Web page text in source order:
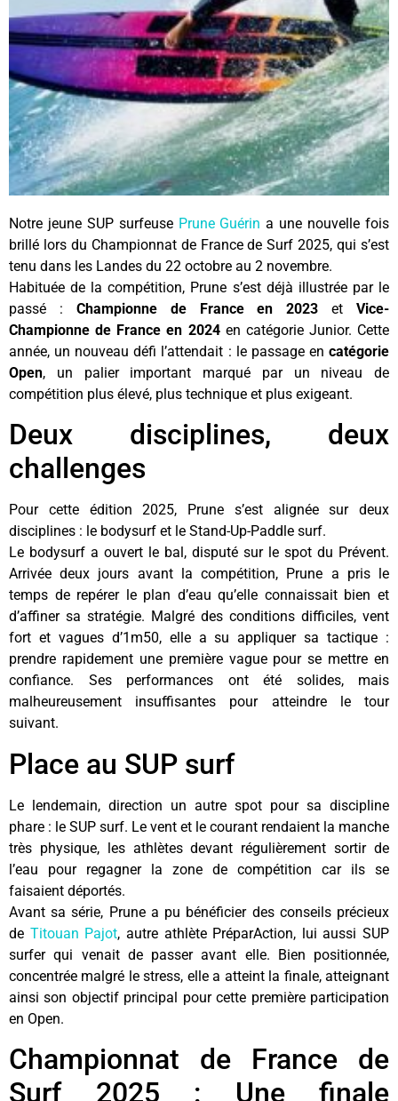
Notre jeune SUP surfeuse Prune Guérin a une nouvelle fois
brillé lors du Championnat de France de Surf 2025, qui s’est
tenu dans les Landes du 22 octobre au 2 novembre.
Habituée de la compétition, Prune s’est déjà illustrée par le
passé : Championne de France en 2023et Vice-
Championne de France en 2024en catégorie Junior. Cette
année, un nouveau défi l’attendait : le passage en catégorie
Open, un palier important marqué par un niveau de
compétition plus élevé, plus technique et plus exigeant.
Deux disciplines, deux
challenges
Pour cette édition 2025, Prune s’est alignée sur deux
disciplines : le bodysurf et le Stand-Up-Paddle surf.
Le bodysurf a ouvert le bal, disputé sur le spot du Prévent.
Arrivée deux jours avant la compétition, Prune a pris le
temps de repérer le plan d’eau qu’elle connaissait bien et
d’affiner sa stratégie. Malgré des conditions difficiles, vent
fort et vagues d’1m50, elle a su appliquer sa tactique :
prendre rapidement une première vague pour se mettre en
confiance. Ses performances ont été solides, mais
malheureusement insuffisantes pour atteindre le tour
suivant.
Place au SUP surf
Le lendemain, direction un autre spot pour sa discipline
phare : le SUP surf. Le vent et le courant rendaient la manche
très physique, les athlètes devant régulièrement sortir de
l’eau pour regagner la zone de compétition car ils se
faisaient déportés.
Avant sa série, Prune a pu bénéficier des conseils précieux
de Titouan Pajot, autre athlète PréparAction, lui aussi SUP
surfer qui venait de passer avant elle. Bien positionnée,
concentrée malgré le stress, elle a atteint la finale, atteignant
ainsi son objectif principal pour cette première participation
en Open.
Championnat de France de
Surf 2025 : Une finale